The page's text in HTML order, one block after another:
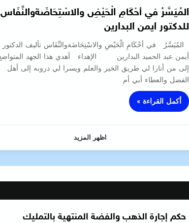
المُيَسَّرُ في أحْكَامِ الْحَيْضِ والاسْتِحَاضَةوالنِّفَاس
للدكتور ايمن البدارين
المُيَسَّرُ في أحْكَامِ الْحَيْضِ والاسْتِحَاضَةوالنِّفَاس تأليف الدكتور
أيمن عبد الحميد البدارين الإهداء أهدي هذا الجهد
إلى من أنارا لي طريق الخير والعلم ويسرا لي دروبه إلى أهل
الفضل والعطاء أبي أم
أكمل القراءة »
اظهر المزيد
حكم إجارة الذهب والفضة المنتهية بالتمليك